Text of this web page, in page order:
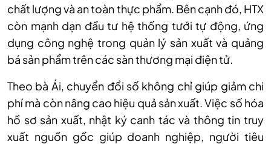
chất lượng và an toàn thực phẩm. Bên cạnh đó, HTX
còn mạnh dạn đầu tư hệ thống tưới tự động, ứng
dụng công nghệ trong quản lý sản xuất và quảng
bá sản phẩm trên các sàn thương mại điện tử.
Theo bà Ái, chuyển đổi số không chỉ giúp giảm chi
phí mà còn nâng cao hiệu quả sản xuất. Việc số hóa
hồ sơ sản xuất, nhật ký canh tác và thông tin truy
xuất nguồn gốc giúp doanh nghiệp, người tiêu